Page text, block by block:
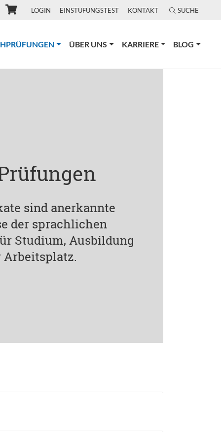
LOGIN EINSTUFUNGSTEST KONTAKT SUCHE
(CURRENT)
ÜBER UNS KARRIERE BLOG
sind anerkannte
der sprachlichen
Studium, Ausbildung
Arbeitsplatz.